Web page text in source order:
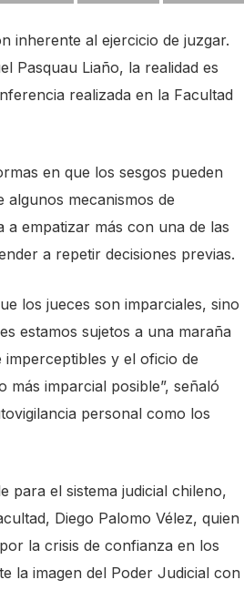
inherente al ejercicio de juzgar.
Pasquau Liaño, la realidad es
realizada en la Facultad
en que los sesgos pueden
algunos mecanismos de
empatizar más con una de las
a repetir decisiones previas.
los jueces son imparciales, sino
estamos sujetos a una maraña
imperceptibles y el oficio de
imparcial posible”, señaló
personal como los
para el sistema judicial chileno,
Diego Palomo Vélez, quien
la crisis de confianza en los
la imagen del Poder Judicial con